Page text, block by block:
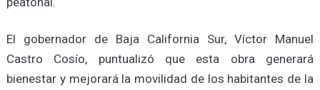
El gobernador de Baja California Sur, Víctor Manuel
Castro Cosío, puntualizó que esta obra generará
bienestar y mejorará la movilidad de los habitantes de la